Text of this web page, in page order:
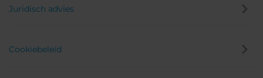
Juridisch advies
Cookiebeleid